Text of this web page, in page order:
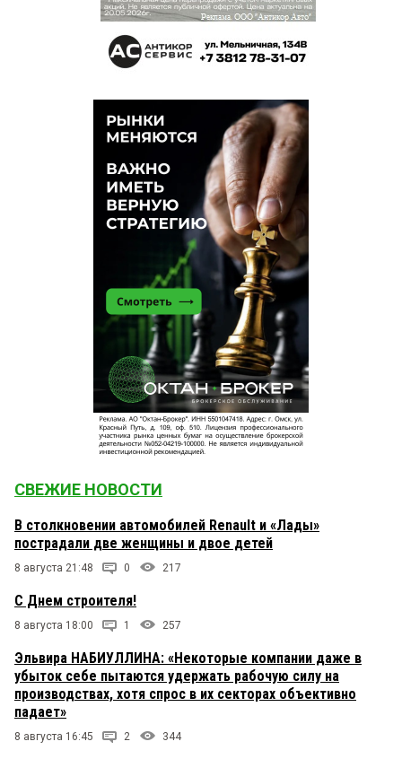
СВЕЖИЕ НОВОСТИ
В столкновении автомобилей Renault и «Лады»
пострадали две женщины и двое детей
8 августа 21:48 0 217
С Днем строителя!
8 августа 18:00 1 257
Эльвира НАБИУЛЛИНА: «Некоторые компании даже в
убыток себе пытаются удержать рабочую силу на
производствах, хотя спрос в их секторах объективно
падает»
8 августа 16:45 2 344